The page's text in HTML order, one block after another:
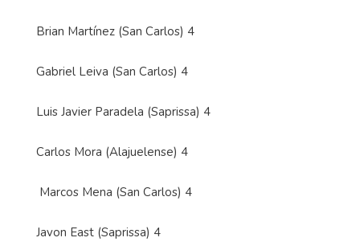
Brian Martínez (San Carlos) 4
Gabriel Leiva (San Carlos) 4
Luis Javier Paradela (Saprissa) 4
Carlos Mora (Alajuelense) 4
Marcos Mena (San Carlos) 4
Javon East (Saprissa) 4